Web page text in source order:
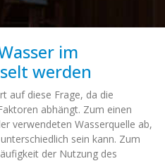
im
werden
auf diese Frage, da die
abhängt. Zum einen
verwendeten Wasserquelle ab,
sein kann. Zum
der Nutzung des